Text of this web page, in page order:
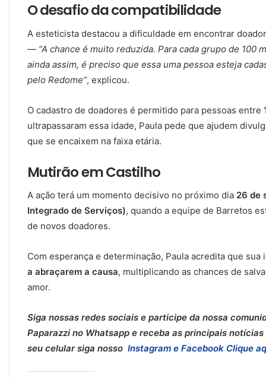
O desafio da compatibilidade
A esteticista destacou a dificuldade em encontrar
— “A chance é muito reduzida. Para cada grupo de 100
ainda assim, é preciso que essa uma pessoa esteja
pelo Redome”, explicou.
O cadastro de doadores é permitido para pessoas entre
ultrapassaram essa idade, Paula pede que ajudem
que se encaixem na faixa etária.
Mutirão em Castilho
A ação terá um momento decisivo no próximo dia 26 de
Integrado de Serviços), quando a equipe de Barretos
de novos doadores.
Com esperança e determinação, Paula acredita que
a abraçarem a causa, multiplicando as chances de
amor.
Siga nossas redes sociais e participe da nossa
Paparazzi no Whatsapp e receba as principais
seu celular siga nosso Instagram e Facebook Clique